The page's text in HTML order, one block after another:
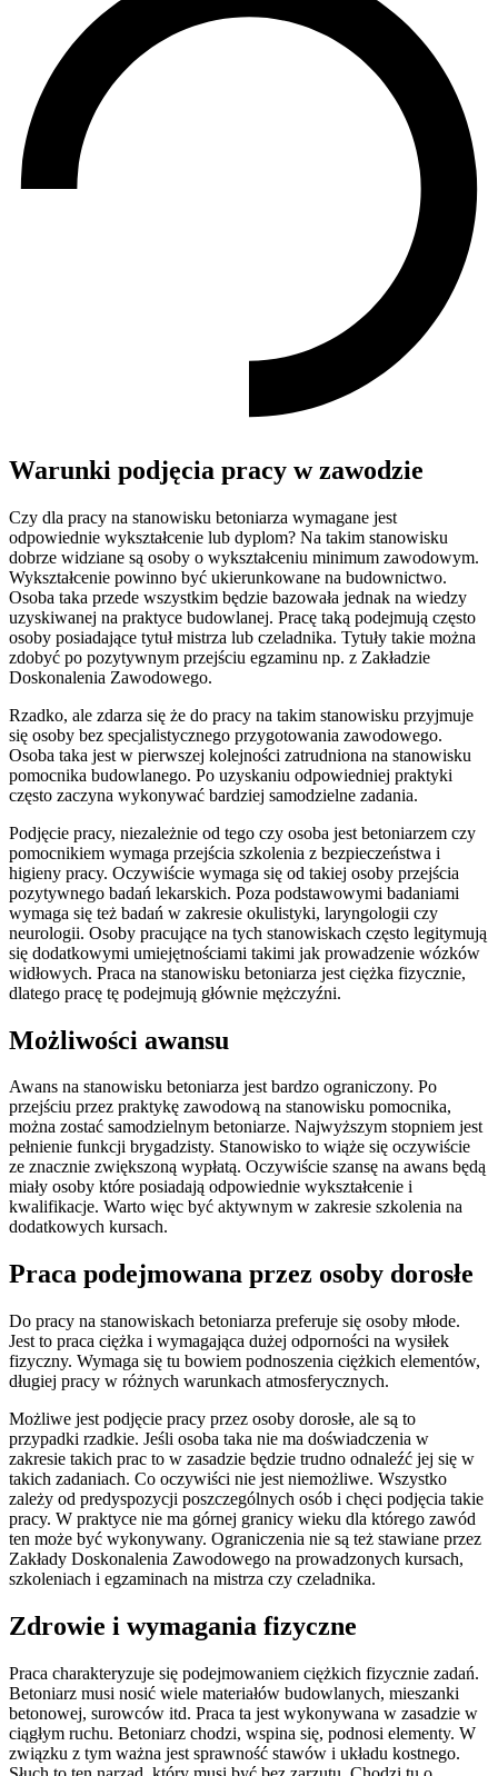
Warunki podjęcia pracy w zawodzie
Czy dla pracy na stanowisku betoniarza wymagane jest
odpowiednie wykształcenie lub dyplom? Na takim stanowisku
dobrze widziane są osoby o wykształceniu minimum zawodowym.
Wykształcenie powinno być ukierunkowane na budownictwo.
Osoba taka przede wszystkim będzie bazowała jednak na wiedzy
uzyskiwanej na praktyce budowlanej. Pracę taką podejmują często
osoby posiadające tytuł mistrza lub czeladnika. Tytuły takie można
zdobyć po pozytywnym przejściu egzaminu np. z Zakładzie
Doskonalenia Zawodowego.
Rzadko, ale zdarza się że do pracy na takim stanowisku przyjmuje
się osoby bez specjalistycznego przygotowania zawodowego.
Osoba taka jest w pierwszej kolejności zatrudniona na stanowisku
pomocnika budowlanego. Po uzyskaniu odpowiedniej praktyki
często zaczyna wykonywać bardziej samodzielne zadania.
Podjęcie pracy, niezależnie od tego czy osoba jest betoniarzem czy
pomocnikiem wymaga przejścia szkolenia z bezpieczeństwa i
higieny pracy. Oczywiście wymaga się od takiej osoby przejścia
pozytywnego badań lekarskich. Poza podstawowymi badaniami
wymaga się też badań w zakresie okulistyki, laryngologii czy
neurologii. Osoby pracujące na tych stanowiskach często legitymują
się dodatkowymi umiejętnościami takimi jak prowadzenie wózków
widłowych. Praca na stanowisku betoniarza jest ciężka fizycznie,
dlatego pracę tę podejmują głównie mężczyźni.
Możliwości awansu
Awans na stanowisku betoniarza jest bardzo ograniczony. Po
przejściu przez praktykę zawodową na stanowisku pomocnika,
można zostać samodzielnym betoniarze. Najwyższym stopniem jest
pełnienie funkcji brygadzisty. Stanowisko to wiąże się oczywiście
ze znacznie zwiększoną wypłatą. Oczywiście szansę na awans będą
miały osoby które posiadają odpowiednie wykształcenie i
kwalifikacje. Warto więc być aktywnym w zakresie szkolenia na
dodatkowych kursach.
Praca podejmowana przez osoby dorosłe
Do pracy na stanowiskach betoniarza preferuje się osoby młode.
Jest to praca ciężka i wymagająca dużej odporności na wysiłek
fizyczny. Wymaga się tu bowiem podnoszenia ciężkich elementów,
długiej pracy w różnych warunkach atmosferycznych.
Możliwe jest podjęcie pracy przez osoby dorosłe, ale są to
przypadki rzadkie. Jeśli osoba taka nie ma doświadczenia w
zakresie takich prac to w zasadzie będzie trudno odnaleźć jej się w
takich zadaniach. Co oczywiści nie jest niemożliwe. Wszystko
zależy od predyspozycji poszczególnych osób i chęci podjęcia takie
pracy. W praktyce nie ma górnej granicy wieku dla którego zawód
ten może być wykonywany. Ograniczenia nie są też stawiane przez
Zakłady Doskonalenia Zawodowego na prowadzonych kursach,
szkoleniach i egzaminach na mistrza czy czeladnika.
Zdrowie i wymagania fizyczne
Praca charakteryzuje się podejmowaniem ciężkich fizycznie zadań.
Betoniarz musi nosić wiele materiałów budowlanych, mieszanki
betonowej, surowców itd. Praca ta jest wykonywana w zasadzie w
ciągłym ruchu. Betoniarz chodzi, wspina się, podnosi elementy. W
związku z tym ważna jest sprawność stawów i układu kostnego.